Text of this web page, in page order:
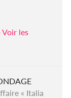
Voir les
« Italia